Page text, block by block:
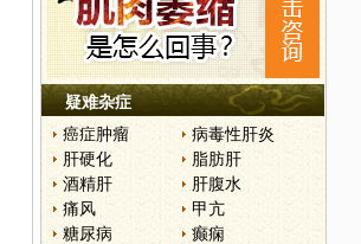
疑难杂症
癌症肿瘤
病毒性肝炎
肝硬化
脂肪肝
酒精肝
肝腹水
痛风
甲亢
糖尿病
癫痫